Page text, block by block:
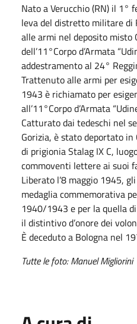
Nato a Verucchio (RN) il 1°
leva del distretto militare di
alle armi nel deposito misto
dell’11°Corpo d’Armata
addestramento al 24°
Trattenuto alle armi per
1943 è richiamato per
all’11°Corpo d’Armata
Catturato dai tedeschi nel
Gorizia, è stato deportato in
di prigionia Stalag IX C,
commoventi lettere ai suoi
Liberato l’8 maggio 1945,
medaglia commemorativa
1940/1943 e per la quella
il distintivo d’onore dei
È deceduto a Bologna nel
Tutte le foto: Manuel Migliorini